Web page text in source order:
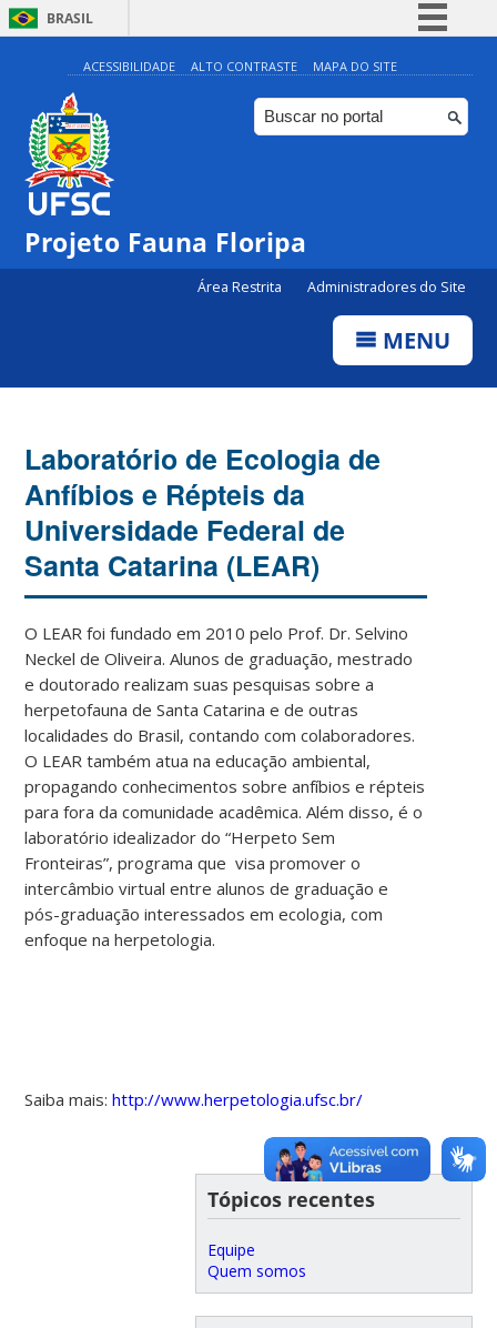
BRASIL
Simplifique!
Comunica BR
Participe
ACESSIBILIDADE ALTO CONTRASTE MAPA DO SITE
Projeto Fauna Floripa
Área Restrita Administradores do Site
MENU
Laboratório de Ecologia de
Anfíbios e Répteis da
Universidade Federal de
Santa Catarina (LEAR)
O LEAR foi fundado em 2010 pelo Prof. Dr. Selvino
Neckel de Oliveira. Alunos de graduação, mestrado
e doutorado realizam suas pesquisas sobre a
herpetofauna de Santa Catarina e de outras
localidades do Brasil, contando com colaboradores.
O LEAR também atua na educação ambiental,
propagando conhecimentos sobre anfíbios e répteis
para fora da comunidade acadêmica. Além disso, é o
laboratório idealizador do “Herpeto Sem
Fronteiras”, programa que visa promover o
intercâmbio virtual entre alunos de graduação e
pós-graduação interessados em ecologia, com
enfoque na herpetologia.
Saiba mais:http://www.herpetologia.ufsc.br/
Tópicos recentes
Equipe
Quem somos